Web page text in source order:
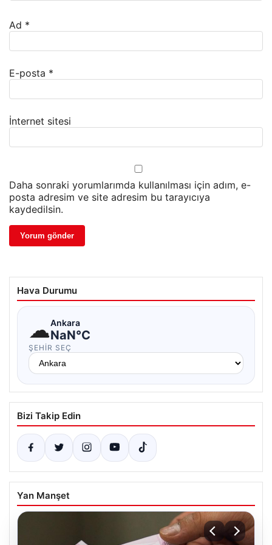
Ad *
E-posta *
İnternet sitesi
Daha sonraki yorumlarımda kullanılması için adım, e-
posta adresim ve site adresim bu tarayıcıya
kaydedilsin.
Hava Durumu
☁Ankara
NaN°C
ŞEHIR SEÇ
Bizi Takip Edin
Yan Manşet